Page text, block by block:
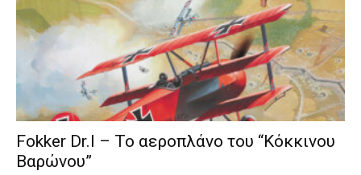
Fokker Dr.I – To αεροπλάνο του “Κόκκινου
Βαρώνου”